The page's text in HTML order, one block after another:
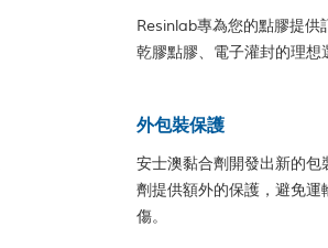
Resinlab專為您的點膠提供
乾膠點膠、電子灌封的理想
外包裝保護
安士澳黏合劑開發出新的包
劑提供額外的保護，避免運
傷。